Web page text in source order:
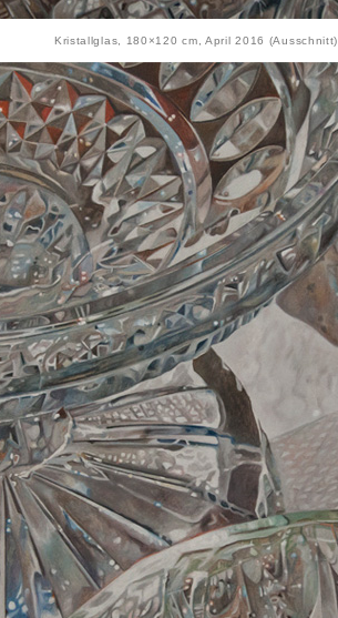
Kristallglas, 180×120 cm, April 2016 (Ausschnitt)